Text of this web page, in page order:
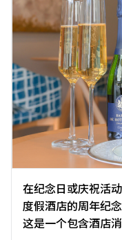
在纪念日或庆祝活
度假酒店的周年纪
这是一个包含酒店